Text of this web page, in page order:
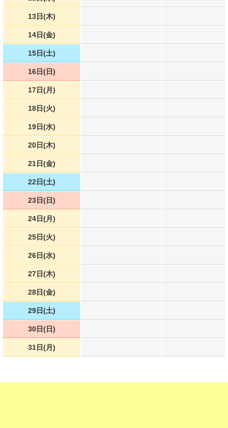
13日(木)
14日(金)
15日(土)
16日(日)
17日(月)
18日(火)
19日(水)
20日(木)
21日(金)
22日(土)
23日(日)
24日(月)
25日(火)
26日(水)
27日(木)
28日(金)
29日(土)
30日(日)
31日(月)